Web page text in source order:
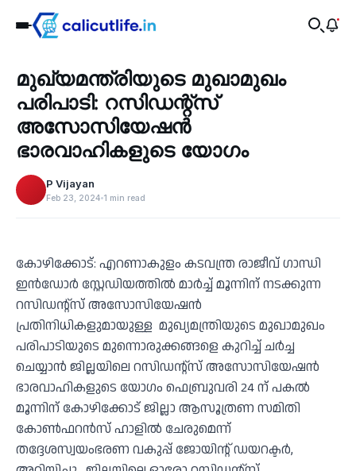
‹
Recent
മുഖ്യമന്ത്രിയുടെ മുഖാമുഖം
പരിപാടി: റസിഡന്റ്‌സ്
അസോസിയേഷൻ
ഭാരവാഹികളുടെ യോഗം
P Vijayan
Feb 23, 2024 1 min read
കോഴിക്കോട്: എറണാകുളം കടവന്ത്ര രാജീവ് ഗാന്ധി
ഇൻഡോർ സ്റ്റേഡിയത്തിൽ മാർച്ച് മൂന്നിന് നടക്കുന്ന
റസിഡന്റ്‌സ് അസോസിയേഷൻ
പ്രതിനിധികളുമായുള്ള മുഖ്യമന്ത്രിയുടെ മുഖാമുഖം
പരിപാടിയുടെ മുന്നൊരുക്കങ്ങളെ കുറിച്ച് ചർച്ച
ചെയ്യാൻ ജില്ലയിലെ റസിഡന്റ്‌സ് അസോസിയേഷൻ
ഭാരവാഹികളുടെ യോഗം ഫെബ്രുവരി 24 ന് പകൽ
മൂന്നിന് കോഴിക്കോട് ജില്ലാ ആസൂത്രണ സമിതി
കോൺഫറൻസ് ഹാളിൽ ചേരുമെന്ന്
തദ്ദേശസ്വയംഭരണ വകുപ്പ് ജോയിന്റ് ഡയറക്ടർ,